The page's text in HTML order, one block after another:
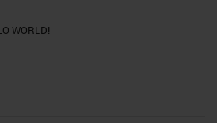
WORLD!